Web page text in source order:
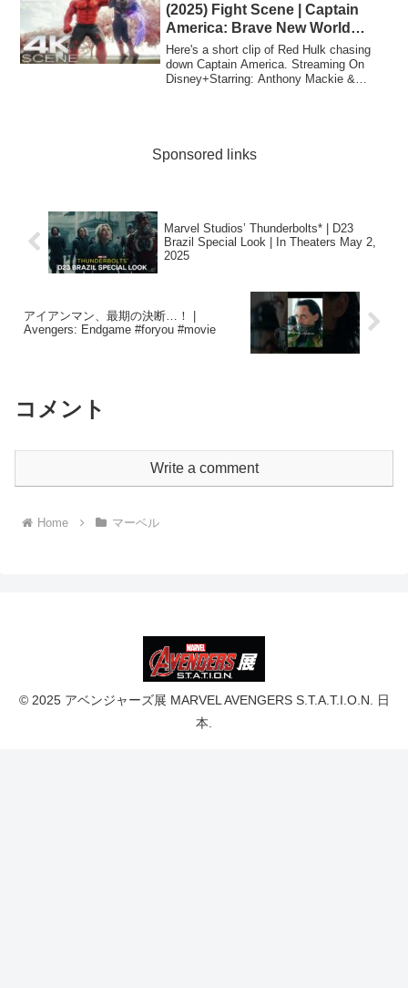
(2025) Fight Scene | Captain
America: Brave New World
Movie Clip 4K
Here's a short clip of Red Hulk chasing
down Captain America. Streaming On
Disney+Starring: Anthony Mackie &
Sponsored links
Marvel Studios’ Thunderbolts* | D23
Brazil Special Look | In Theaters May 2,
2025
アイアンマン、最期の決断…！ |
Avengers: Endgame #foryou #movie
コメント
Write a comment
Home マーベル
© 2025 アベンジャーズ展 MARVEL AVENGERS S.T.A.T.I.O.N. 日
本.